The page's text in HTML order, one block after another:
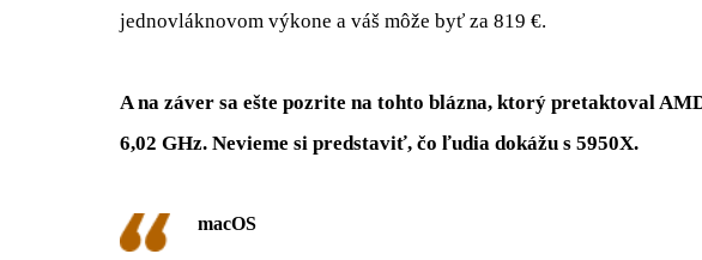
jednovláknovom výkone a váš môže byť za 819 €.
A na záver sa ešte pozrite na tohto blázna, ktorý pretaktoval
6,02 GHz. Nevieme si predstaviť, čo ľudia dokážu s 5950X.
macOS